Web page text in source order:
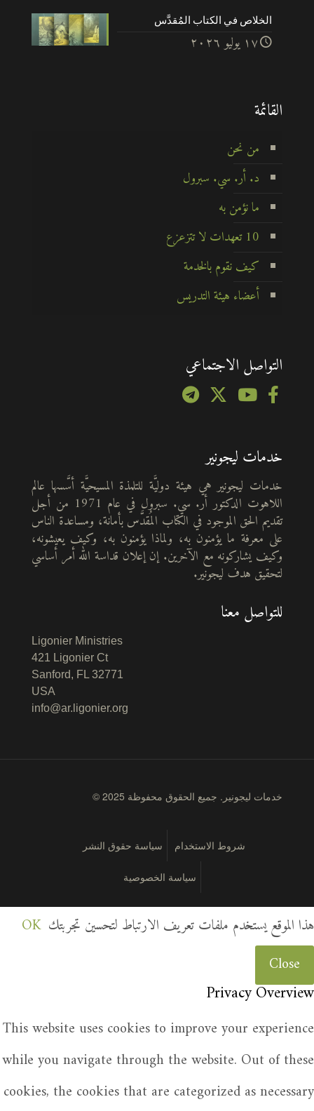
الخلاص في الكتاب المُقدَّس
۱۷ يوليو ۲۰۲٦
القائمة
من نحن
د. أر. سي. سبرول
ما نؤمن به
10 تعهدات لا تتزعزع
كيف نقوم بالخدمة
أعضاء هيئة التدريس
التواصل الاجتماعي
خدمات ليجونير
خدمات ليجونير هي هيئة دوليَّة للتلمذة المسيحيَّة أسَّسها عالم
اللاهوت الدكتور أر. سي. سبرول في عام 1971 من أجل
تقديم الحق الموجود في الكتاب المُقدَّس بأمانة، ومساعدة الناس
على معرفة ما يؤمنون به، ولماذا يؤمنون به، وكيف يعيشونه،
وكيف يشاركونه مع الآخرين. إن إعلان قداسة الله أمر أساسي
لتحقيق هدف ليجونير.
للتواصل معنا
Ligonier Ministries
421 Ligonier Ct
Sanford, FL 32771
USA
info@ar.ligonier.org
© 2025 خدمات ليجونير. جميع الحقوق محفوظة
شروط الاستخدام سياسة حقوق النشر
سياسة الخصوصية
هذا الموقع يستخدم ملفات تعريف الارتباط لتحسين تجربتك OK
Close
Privacy Overview
This website uses cookies to improve your experience
while you navigate through the website. Out of these
cookies, the cookies that are categorized as necessary